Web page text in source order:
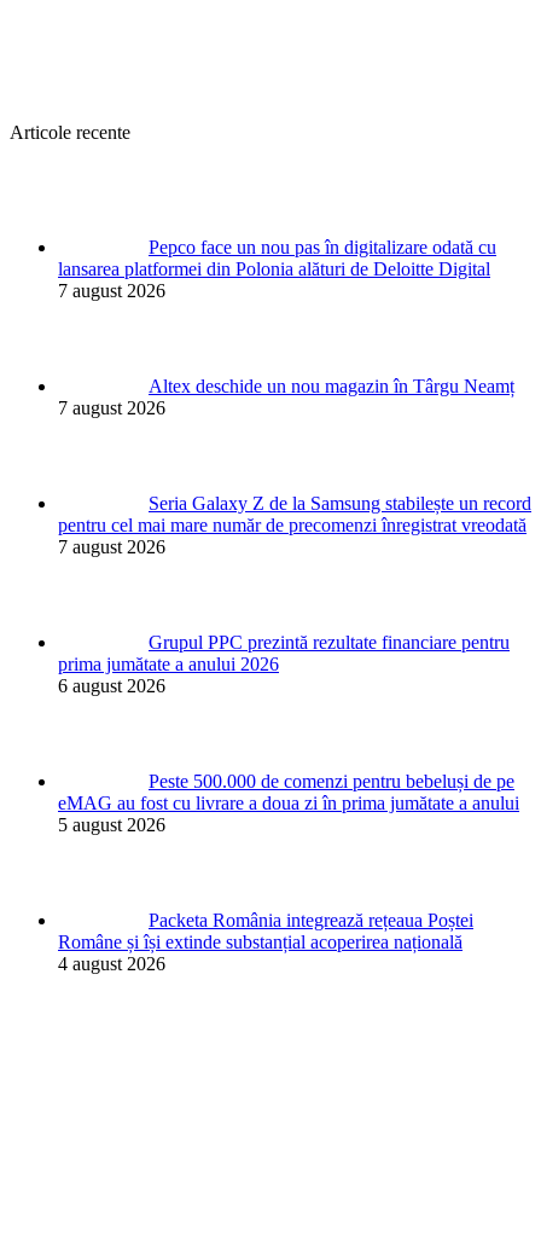
Articole recente
Pepco face un nou pas în digitalizare odată cu
lansarea platformei din Polonia alături de Deloitte Digital
7 august 2026
Altex deschide un nou magazin în Târgu Neamț
7 august 2026
Seria Galaxy Z de la Samsung stabilește un record
pentru cel mai mare număr de precomenzi înregistrat vreodată
7 august 2026
Grupul PPC prezintă rezultate financiare pentru
prima jumătate a anului 2026
6 august 2026
Peste 500.000 de comenzi pentru bebeluși de pe
eMAG au fost cu livrare a doua zi în prima jumătate a anului
5 august 2026
Packeta România integrează rețeaua Poștei
Române și își extinde substanțial acoperirea națională
4 august 2026